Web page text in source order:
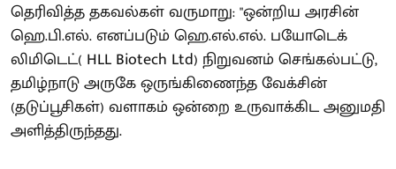
தெரிவித்த தகவல்கள் வருமாறு: "ஒன்றிய அரசின்
ஹெ.பி.எல். எனப்படும் ஹெ.எல்.எல். பயோடெக்
லிமிடெட்( HLL Biotech Ltd) நிறுவனம் செங்கல்பட்டு,
தமிழ்நாடு அருகே ஒருங்கிணைந்த வேக்சின்
(தடுப்பூசிகள்) வளாகம் ஒன்றை உருவாக்கிட அனுமதி
அளித்திருந்தது.